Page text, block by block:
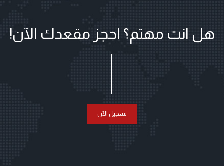
هل انت مهتم؟ احجز مقعدك الآن!
تسجيل الآن